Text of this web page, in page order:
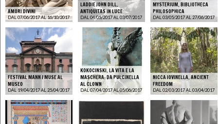
AMORI DIVINI
DAL 07/06/2017 AL 16/10/2017
LADDIE JOHN DILL.
ANTIQUITAS IN LUCE
DAL 04/05/2017 AL 03/07/2017
MYSTERIUM, BIBLIOTHECA
PHILOSOPHICA
DAL 03/05/2017 AL 27/06/2017
FESTIVAL MANN / MUSE AL
MUSEO
DAL 19/04/2017 AL 25/04/2017
KOKOCINSKI. LA VITA E LA
MASCHERA: DA PULCINELLA
AL CLOWN
DAL 07/04/2017 AL 05/06/2017
NICCA IOVINELLA. ANCIENT
FREEDOM
DAL 02/03/2017 AL 03/04/2017